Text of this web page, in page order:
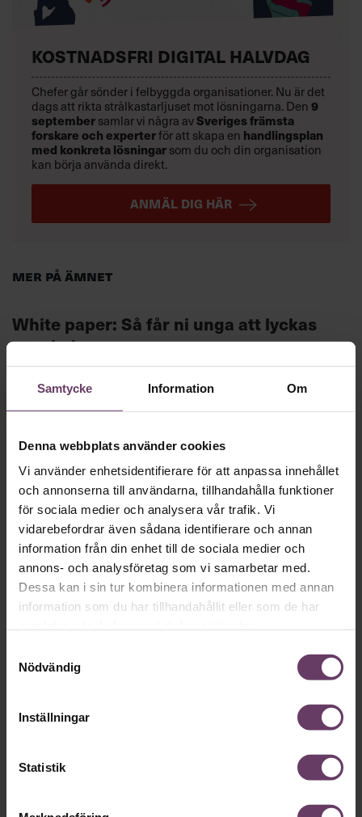
Samtycke Information Om
Denna webbplats använder cookies
Vi använder enhetsidentifierare för att anpassa innehållet
och annonserna till användarna, tillhandahålla funktioner
för sociala medier och analysera vår trafik. Vi
vidarebefordrar även sådana identifierare och annan
information från din enhet till de sociala medier och
annons- och analysföretag som vi samarbetar med.
Dessa kan i sin tur kombinera informationen med annan
information som du har tillhandahållit eller som de har
Nödvändig
Inställningar
Statistik
Mer på ämnet
White paper: Så får ni unga att lyckas
som ledare
Chefakademin Talks om unga ledare
KOSTNADSFRI DIGITAL HALVDAG
Chefer går sönder i felbyggda organisationer. Nu är det
dags att rikta strålkastarljuset mot lösningarna. Den9
septembersamlar vi några avSveriges främsta
forskare och experterför att skapa en handlingsplan
med konkreta lösningarsom du och din organisation
kan börja använda direkt.
ANMÄL DIG HÄR
Okategoriserade
Chef + Winningtemp
ledare